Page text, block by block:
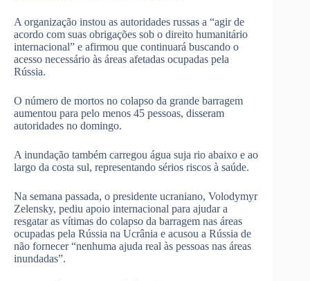
A organização instou as autoridades russas a “agir de
acordo com suas obrigações sob o direito humanitário
internacional” e afirmou que continuará buscando o
acesso necessário às áreas afetadas ocupadas pela
Rússia.
O número de mortos no colapso da grande barragem
aumentou para pelo menos 45 pessoas, disseram
autoridades no domingo.
A inundação também carregou água suja rio abaixo e ao
largo da costa sul, representando sérios riscos à saúde.
Na semana passada, o presidente ucraniano, Volodymyr
Zelensky, pediu apoio internacional para ajudar a
resgatar as vítimas do colapso da barragem nas áreas
ocupadas pela Rússia na Ucrânia e acusou a Rússia de
não fornecer “nenhuma ajuda real às pessoas nas áreas
inundadas”.